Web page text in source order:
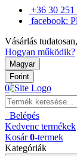
+36 30 251
facebook:
Vásárlás
Hogyan működik?
Magyar
Forint
0
Belépés
Kedvenc termékek
Kosár 0-termek
Kategóriák